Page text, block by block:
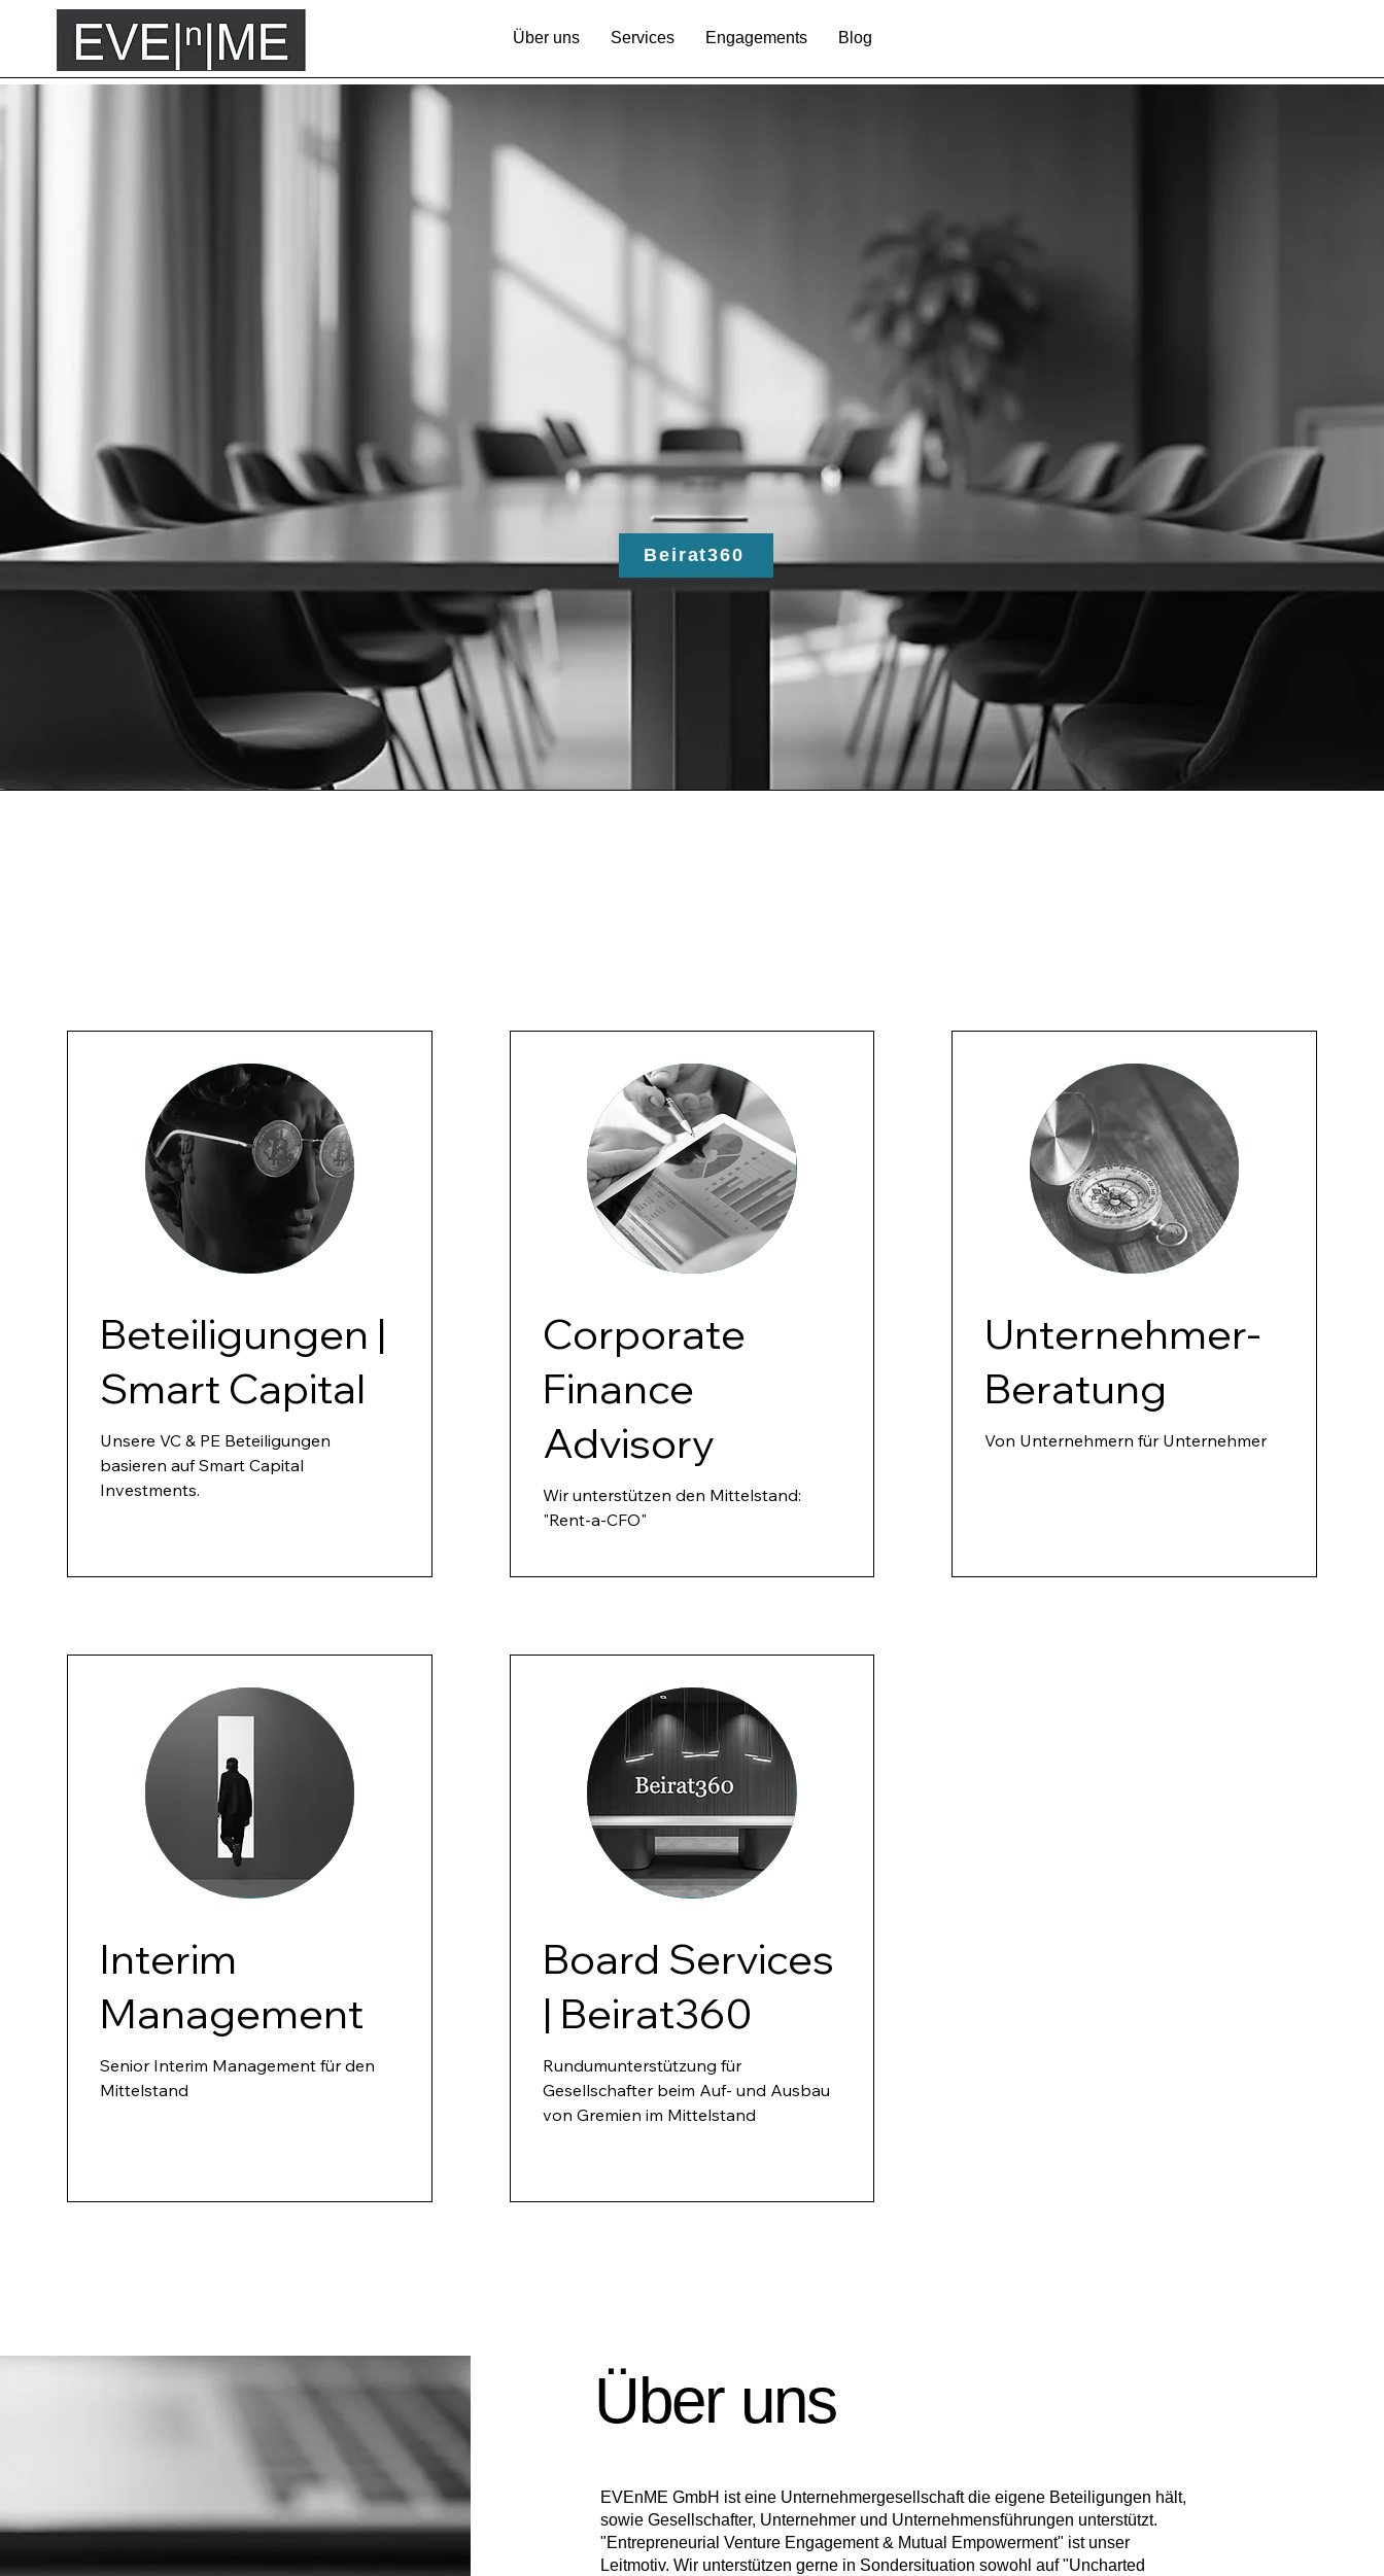
Über uns Services Engagements Blog
EVE|n|ME
entrepreneurial venture engagement & mutual empowerment
unternehmerisches Engagement & gegenseitige Befähigung
Beirat360
Beteiligungen |
Smart Capital
Unsere VC & PE Beteiligungen
basieren auf Smart Capital
Investments.
Corporate
Finance
Advisory
Wir unterstützen den Mittelstand:
"Rent-a-CFO"
Unternehmer-
Beratung
Von Unternehmern für Unternehmer
Interim
Management
Senior Interim Management für den
Mittelstand
Board Services
| Beirat360
Rundumunterstützung für
Gesellschafter beim Auf- und Ausbau
von Gremien im Mittelstand
Über uns
EVEnME GmbH ist eine Unternehmergesellschaft die eigene Beteiligungen hält,
sowie Gesellschafter, Unternehmer und Unternehmensführungen unterstützt.
"Entrepreneurial Venture Engagement & Mutual Empowerment" ist unser
Leitmotiv. Wir unterstützen gerne in Sondersituation sowohl auf "Uncharted